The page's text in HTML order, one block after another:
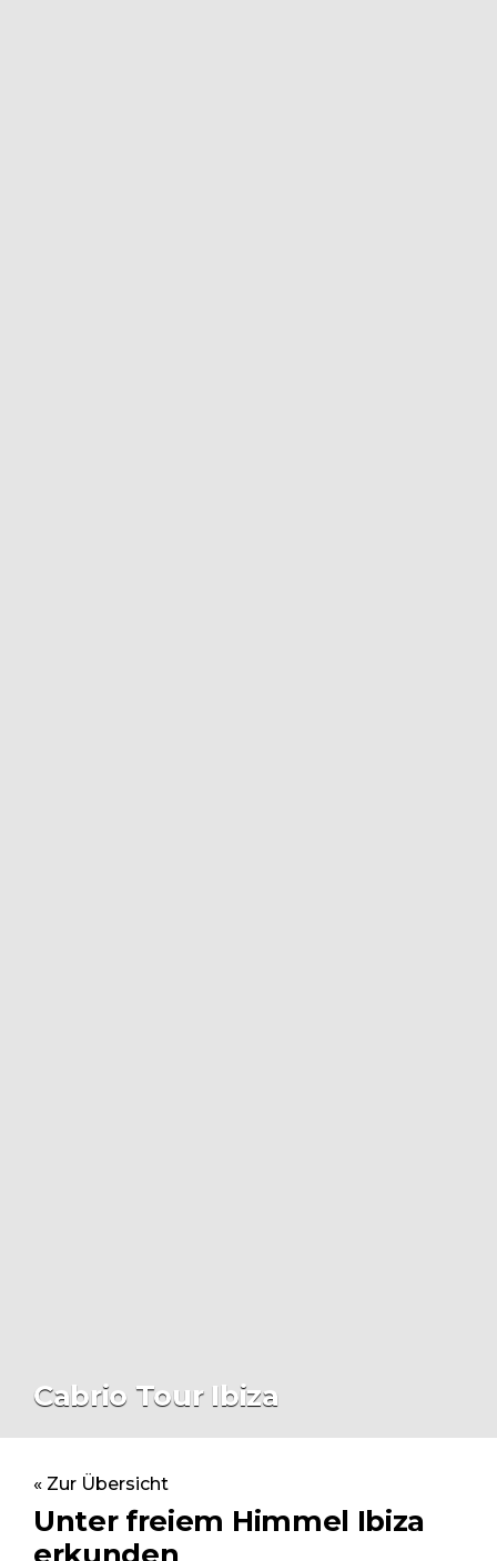
Cabrio Tour Ibiza
« Zur Übersicht
Unter freiem Himmel Ibiza
erkunden